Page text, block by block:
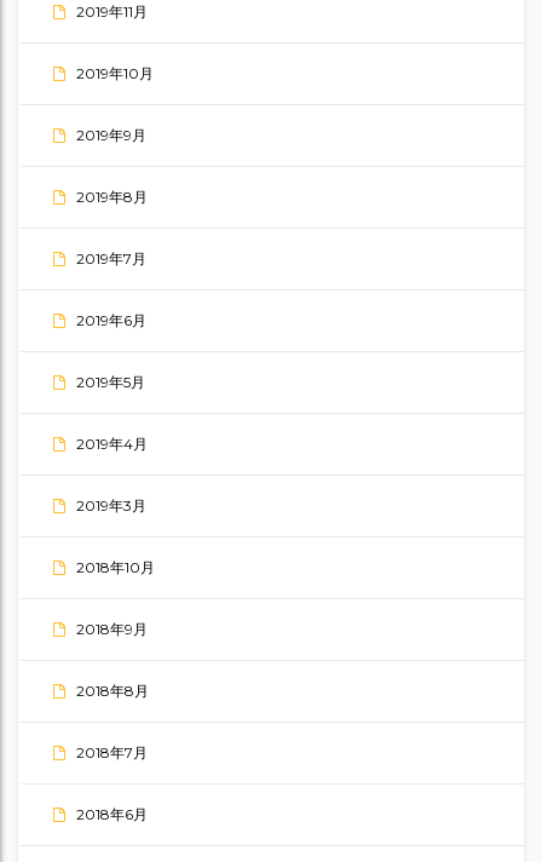
2019年11月
2019年10月
2019年9月
2019年8月
2019年7月
2019年6月
2019年5月
2019年4月
2019年3月
2018年10月
2018年9月
2018年8月
2018年7月
2018年6月